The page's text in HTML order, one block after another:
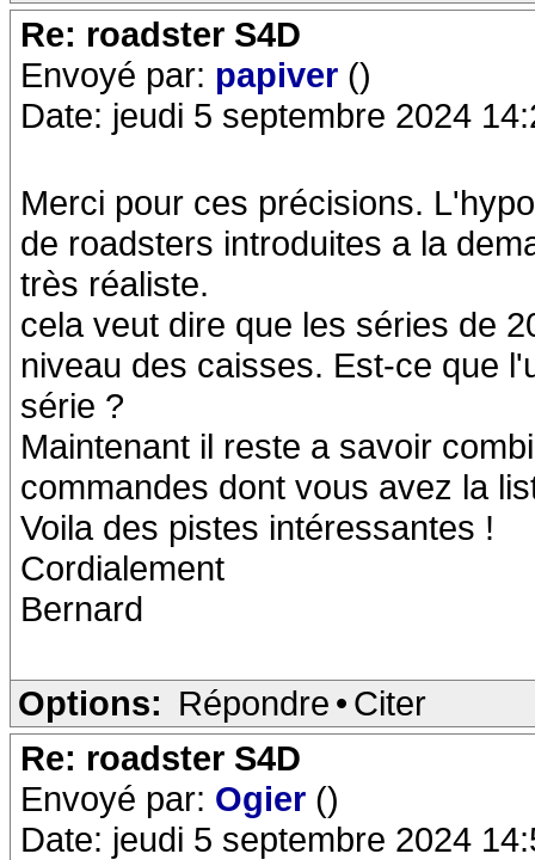
Re: roadster S4D
Envoyé par: papiver ()
Date: jeudi 5 septembre 2024
Merci pour ces précisions.
de roadsters introduites a la
très réaliste.
cela veut dire que les séries de
niveau des caisses. Est-ce que
série ?
Maintenant il reste a savoir
commandes dont vous avez la
Voila des pistes intéressantes !
Cordialement
Bernard
Options: Répondre • Citer
Re: roadster S4D
Envoyé par: Ogier ()
Date: jeudi 5 septembre 2024